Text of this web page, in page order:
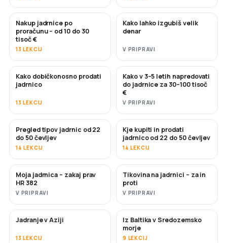
KMALU
Nakup jadrnice po
proračunu – od 10 do 30
tisoč €
13 LEKCIJ
KMALU
Kako lahko izgubiš velik
denar
V PRIPRAVI
NOVO
Kako dobičkonosno prodati
jadrnico
13 LEKCIJ
NOVO
Kako v 3–5 letih napredovati
do jadrnice za 30–100 tisoč
€
V PRIPRAVI
KMALU
Pregled tipov jadrnic od 22
do 50 čevljev
14 LEKCIJ
KMALU
Kje kupiti in prodati
jadrnico od 22 do 50 čevljev
14 LEKCIJ
KMALU
Moja jadrnica – zakaj prav
HR 382
V PRIPRAVI
KMALU
Tikovina na jadrnici – za in
proti
V PRIPRAVI
KMALU
Jadranje v Aziji
13 LEKCIJ
KMALU
Iz Baltika v Sredozemsko
morje
9 LEKCIJ